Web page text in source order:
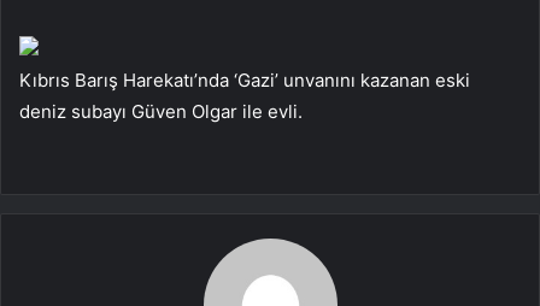
Kıbrıs Barış Harekatı’nda ‘Gazi’ unvanını kazanan eski
deniz subayı Güven Olgar ile evli.